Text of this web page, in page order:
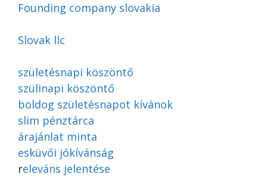
Founding company slovakia
Slovak llc
születésnapi köszöntő
szülinapi köszöntő
boldog születésnapot kívánok
slim pénztárca
árajánlat minta
esküvői jókívánság
releváns jelentése